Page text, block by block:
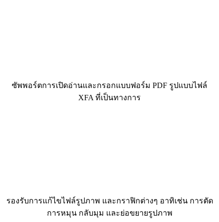
ซัพพอร์ตการเปิดอ่านและกรอกแบบฟอร์ม PDF รูปแบบไฟล์
XFA ที่เป็นทางการ
รองรับการแก้ไขไฟล์รูปภาพ และกราฟิกต่างๆ อาทิเช่น การตัด
การหมุน กลับมุม และย่อขยายรูปภาพ